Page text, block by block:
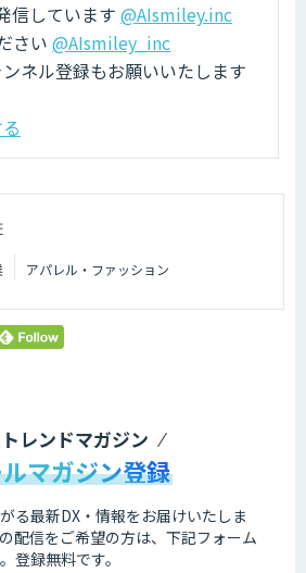
信しています @AIsmiley.inc
さい @AIsmiley_inc
ネル登録もお願いいたします
アパレル・ファッション
レンドマガジン
マガジン登録
る最新DX・情報をお届けいたしま
配信をご希望の方は、下記フォーム
登録無料です。